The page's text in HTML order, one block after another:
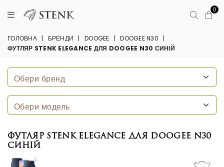
0
ГОЛОВНА | БРЕНДИ | DOOGEE | DOOGEE N30
|
ФУТЛЯР STENK ELEGANCE ДЛЯ DOOGEE N30 СИНІЙ
Футляр Stenk Elegance для Doogee N30
Синій